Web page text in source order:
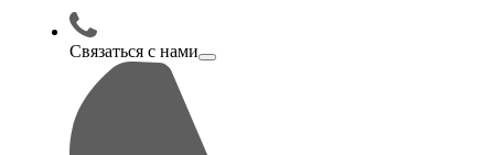
Связаться с нами